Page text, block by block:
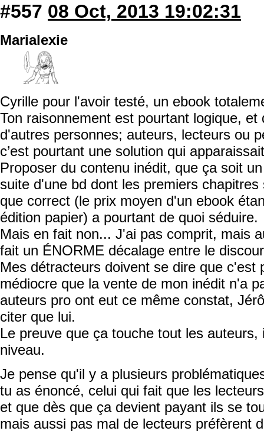
#557 08 Oct, 2013 19:02:31
Marialexie
Cyrille pour l'avoir testé, un ebook
Ton raisonnement est pourtant logique, et
d'autres personnes; auteurs, lecteurs ou
c’est pourtant une solution qui
Proposer du contenu inédit, que ça soit
suite d'une bd dont les premiers
que correct (le prix moyen d'un ebook
édition papier) a pourtant de quoi séduire.
Mais en fait non... J'ai pas comprit, mais
fait un ÉNORME décalage entre le
Mes détracteurs doivent se dire que c'est
médiocre que la vente de mon inédit n'a
auteurs pro ont eut ce même constat,
citer que lui.
Le preuve que ça touche tout les
niveau.
Je pense qu'il y a plusieurs
tu as énoncé, celui qui fait que les
et que dès que ça devient payant ils se
mais aussi pas mal de lecteurs préfèrent